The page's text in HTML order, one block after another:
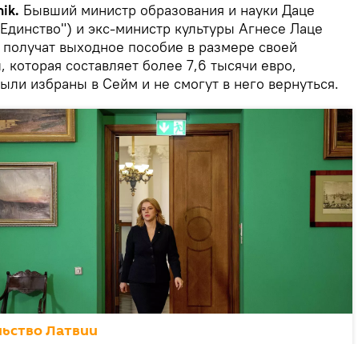
Бывший министр образования и науки Даце
и экс-министр культуры Агнесе Лаце
выходное пособие в размере своей
которая составляет более 7,6 тысячи евро,
избраны в Сейм и не смогут в него вернуться.
Латвии